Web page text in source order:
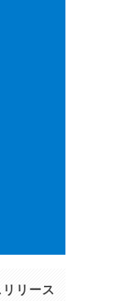
リース